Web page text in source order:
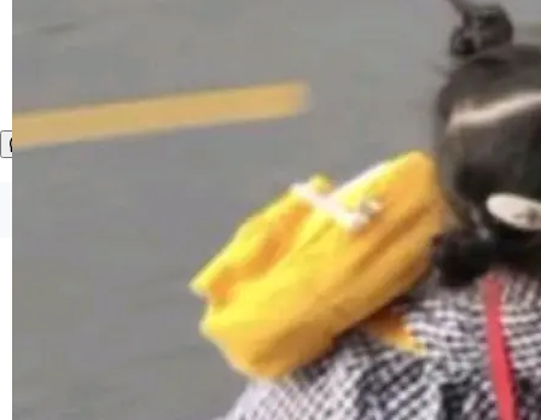
整性保护。效果是：吞吐量提升 41%，每 token
成本降低 30%，精度不变。 FP8 省的不仅是显
存 KV cache 是推理时最吃显...
让语音识别不再只是听清，而是真正听懂。通过
先理解你的语境和意图，再把准确的文字直接给
到你。从“逐字转写、单点优化”演进为“理解语
境、兼容场景、一键直出”。 Hy ASR 3.0 previe
w 不要求标准普通话，方言识别覆盖粤语、吴语
等 10 大方言片区和 20 余个二级小片区。在开
源评测集中，Hy ASR 3.0 preview 在多语种的
©OSCHINA(OSChina.NET) 京ICP备2025119063号